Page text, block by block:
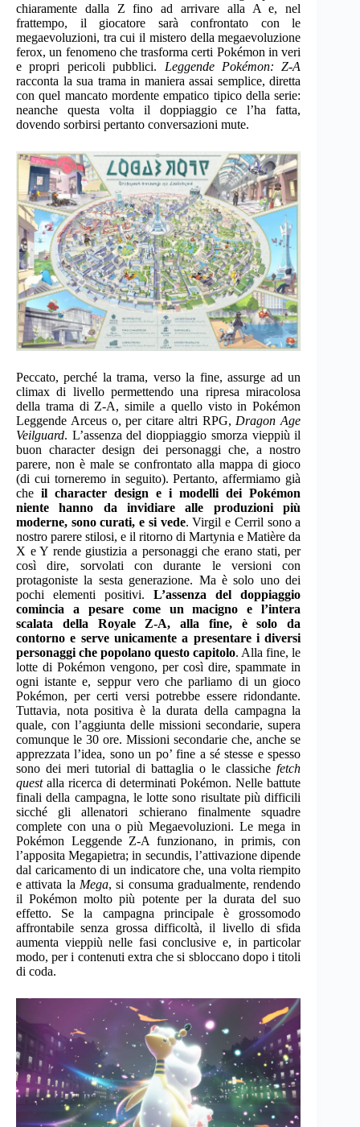
chiaramente dalla Z fino ad arrivare alla A e, nel
frattempo, il giocatore sarà confrontato con le
megaevoluzioni, tra cui il mistero della megaevoluzione
ferox, un fenomeno che trasforma certi Pokémon in veri
e propri pericoli pubblici. Leggende Pokémon: Z-A
racconta la sua trama in maniera assai semplice, diretta
con quel mancato mordente empatico tipico della serie:
neanche questa volta il doppiaggio ce l’ha fatta,
dovendo sorbirsi pertanto conversazioni mute.
Peccato, perché la trama, verso la fine, assurge ad un
climax di livello permettendo una ripresa miracolosa
della trama di Z-A, simile a quello visto in Pokémon
Leggende Arceus o, per citare altri RPG,Dragon Age
Veilguard. L’assenza del dioppiaggio smorza vieppiù il
buon character design dei personaggi che, a nostro
parere, non è male se confrontato alla mappa di gioco
(di cui torneremo in seguito). Pertanto, affermiamo già
cheil character design e i modelli dei Pokémon
niente hanno da invidiare alle produzioni più
moderne, sono curati, e si vede. Virgil e Cerril sono a
nostro parere stilosi, e il ritorno di Martynia e Matière da
X e Y rende giustizia a personaggi che erano stati, per
così dire, sorvolati con durante le versioni con
protagoniste la sesta generazione. Ma è solo uno dei
pochi elementi positivi.L’assenza del doppiaggio
comincia a pesare come un macigno e l’intera
scalata della Royale Z-A, alla fine, è solo da
contorno e serve unicamente a presentare i diversi
personaggi che popolano questo capitolo. Alla fine, le
lotte di Pokémon vengono, per così dire, spammate in
ogni istante e, seppur vero che parliamo di un gioco
Pokémon, per certi versi potrebbe essere ridondante.
Tuttavia, nota positiva è la durata della campagna la
quale, con l’aggiunta delle missioni secondarie, supera
comunque le 30 ore. Missioni secondarie che, anche se
apprezzata l’idea, sono un po’ fine a sé stesse e spesso
sono dei meri tutorial di battaglia o le classichefetch
questalla ricerca di determinati Pokémon. Nelle battute
finali della campagna, le lotte sono risultate più difficili
sicché gli allenatori schierano finalmente squadre
complete con una o più Megaevoluzioni. Le mega in
Pokémon Leggende Z-A funzionano, in primis, con
l’apposita Megapietra; in secundis, l’attivazione dipende
dal caricamento di un indicatore che, una volta riempito
e attivata la Mega, si consuma gradualmente, rendendo
il Pokémon molto più potente per la durata del suo
effetto. Se la campagna principale è grossomodo
affrontabile senza grossa difficoltà, il livello di sfida
aumenta vieppiù nelle fasi conclusive e, in particolar
modo, per i contenuti extra che si sbloccano dopo i titoli
di coda.